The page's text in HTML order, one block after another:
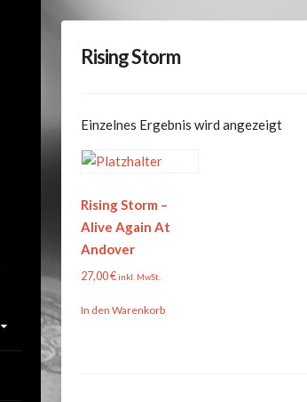
Rising Storm
Einzelnes Ergebnis wird angezeigt
Rising Storm –
Alive Again At
Andover
27,00€inkl. MwSt.
In den Warenkorb